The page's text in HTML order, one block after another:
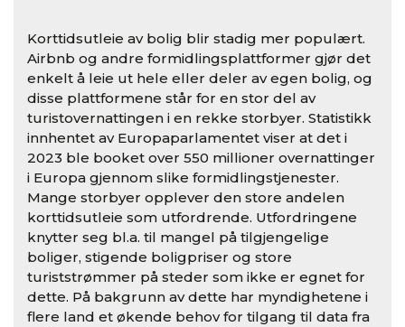
Korttidsutleie av bolig blir stadig mer populært.
Airbnb og andre formidlingsplattformer gjør det
enkelt å leie ut hele eller deler av egen bolig, og
disse plattformene står for en stor del av
turistovernattingen i en rekke storbyer. Statistikk
innhentet av Europaparlamentet viser at det i
2023 ble booket over 550 millioner overnattinger
i Europa gjennom slike formidlingstjenester.
Mange storbyer opplever den store andelen
korttidsutleie som utfordrende. Utfordringene
knytter seg bl.a. til mangel på tilgjengelige
boliger, stigende boligpriser og store
turiststrømmer på steder som ikke er egnet for
dette. På bakgrunn av dette har myndighetene i
flere land et økende behov for tilgang til data fra